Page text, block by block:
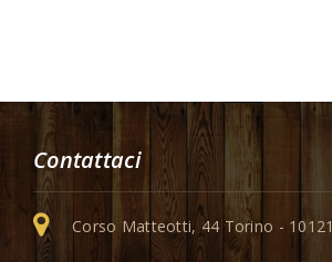
Contattaci
Corso Matteotti, 44 Torino - 10121